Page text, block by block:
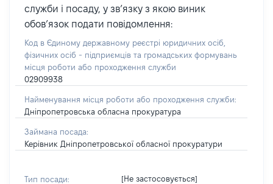
служби і посаду, у зв’язку з якою виник
обов’язок подати повідомлення:
Код в Єдиному державному реєстрі юридичних осіб,
фізичних осіб - підприємців та громадських формувань
місця роботи або проходження служби
02909938
Найменування місця роботи або проходження служби:
Дніпропетровська обласна прокуратура
Займана посада:
Керівник Дніпропетровської обласної прокуратури
Тип посади: [Не застосовується]